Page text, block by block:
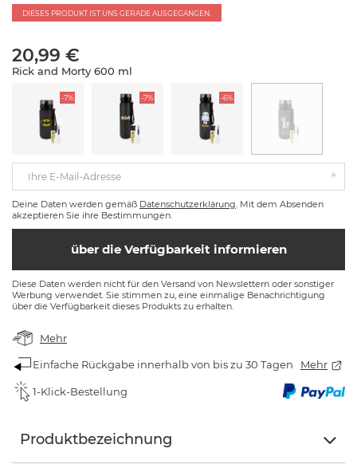
DIESES PRODUKT IST UNS GERADE AUSGEGANGEN.
20,99 €
Rick and Morty 600 ml
-7% -7% -6%
Ihre E-Mail-Adresse
Deine Daten werden gemäß Datenschutzerklärung . Mit dem Absenden
akzeptieren Sie ihre Bestimmungen.
über die Verfügbarkeit informieren
Diese Daten werden nicht für den Versand von Newslettern oder sonstiger
Werbung verwendet. Sie stimmen zu, eine einmalige Benachrichtigung
über die Verfügbarkeit dieses Produkts zu erhalten.
Mehr
Einfache Rückgabe innerhalb von bis zu 30 Tagen Mehr
1-Klick-Bestellung
Produktbezeichnung